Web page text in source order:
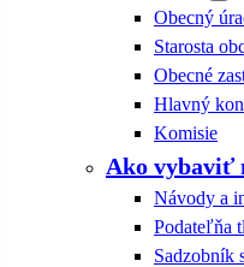
Obecný
Starosta
Obecné
Hlavný
Komisie
Ako vybaviť
Návody a
Podateľňa
Sadzobník